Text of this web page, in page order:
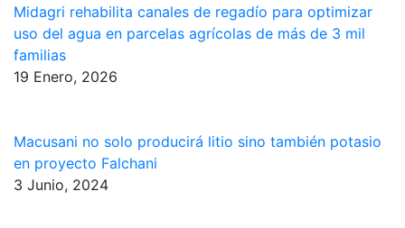
Midagri rehabilita canales de regadío para optimizar
uso del agua en parcelas agrícolas de más de 3 mil
familias
19 Enero, 2026
Macusani no solo producirá litio sino también potasio
en proyecto Falchani
3 Junio, 2024